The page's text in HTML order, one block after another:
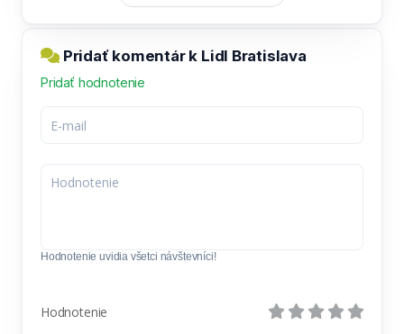
Pridať komentár k Lidl Bratislava
Pridať hodnotenie
Hodnotenie uvidia všetci návštevníci!
Hodnotenie